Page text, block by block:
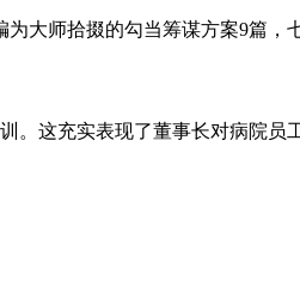
大师拾掇的勾当筹谋方案9篇，
。这充实表现了董事长对病院员